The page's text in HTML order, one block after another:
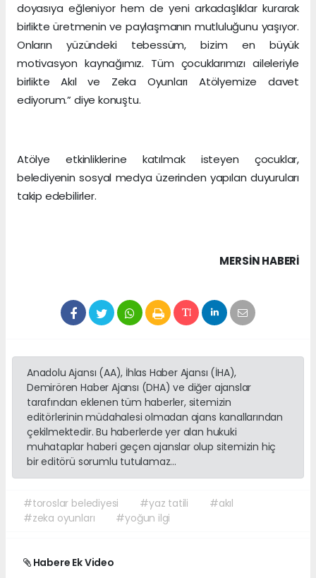
doyasıya eğleniyor hem de yeni arkadaşlıklar kurarak
birlikte üretmenin ve paylaşmanın mutluluğunu yaşıyor.
Onların yüzündeki tebessüm, bizim en büyük
motivasyon kaynağımız. Tüm çocuklarımızı aileleriyle
birlikte Akıl ve Zeka Oyunları Atölyemize davet
ediyorum.” diye konuştu.
Atölye etkinliklerine katılmak isteyen çocuklar,
belediyenin sosyal medya üzerinden yapılan duyuruları
takip edebilirler.
MERSIN HABERİ
Anadolu Ajansı (AA), İhlas Haber Ajansı (İHA),
Demirören Haber Ajansı (DHA) ve diğer ajanslar
tarafından eklenen tüm haberler, sitemizin
editörlerinin müdahalesi olmadan ajans kanallarından
çekilmektedir. Bu haberlerde yer alan hukuki
muhataplar haberi geçen ajanslar olup sitemizin hiç
bir editörü sorumlu tutulamaz...
#toroslar belediyesi #yaz tatili
#akıl
#zeka oyunları
#yoğun ilgi
Habere Ek Video